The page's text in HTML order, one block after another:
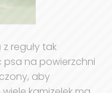
reguły tak
na powierzchni
aby